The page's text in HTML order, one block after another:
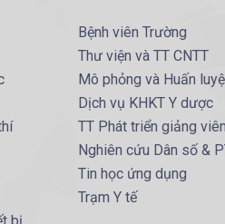
Bệnh viên Trường
Thư viện và TT CNTT
Mô phỏng và Huấn
Dịch vụ KHKT Y dược
TT Phát triển giảng
Nghiên cứu Dân số &
Tin học ứng dụng
Trạm Y tế